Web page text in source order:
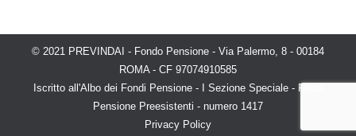
© 2021 PREVINDAI - Fondo Pensione - Via Palermo, 8 - 00184
ROMA - CF 97074910585
Iscritto all'Albo dei Fondi Pensione - I Sezione Speciale - Fondi
Pensione Preesistenti - numero 1417
Privacy Policy